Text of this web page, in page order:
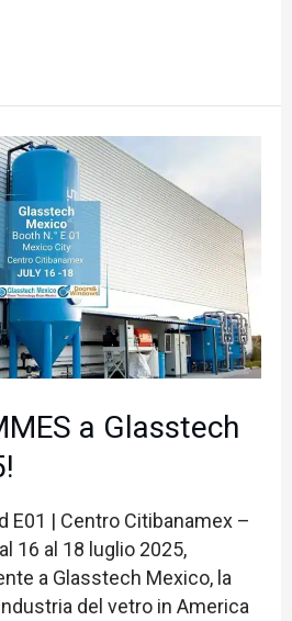
a Glasstech
E01 | Centro Citibanamex –
16 al 18 luglio 2025,
a Glasstech Mexico, la
del vetro in America